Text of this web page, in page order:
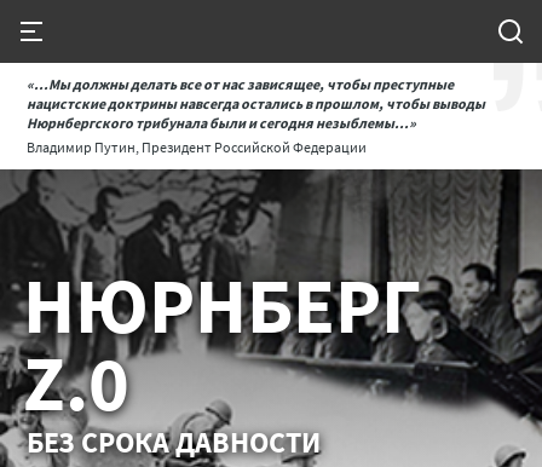
«...Мы должны делать все от нас зависящее, чтобы преступные
нацистские доктрины навсегда остались в прошлом, чтобы выводы
Нюрнбергского трибунала были и сегодня незыблемы...»
Владимир Путин, Президент Российской Федерации
НЮРНБЕРГ
Z.0
БЕЗ СРОКА ДАВНОСТИ